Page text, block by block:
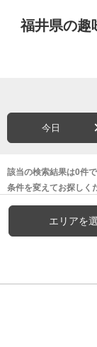
福井県の趣
今日
該当の検索結果は0件で
条件を変えてお探しく
エリアを